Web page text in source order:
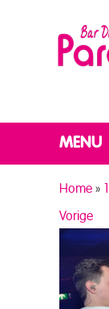
MENU
Home »
Vorige